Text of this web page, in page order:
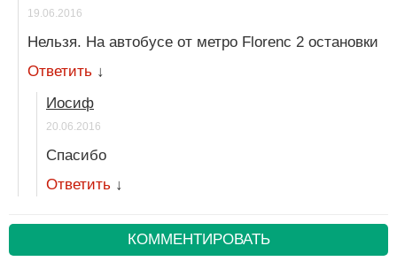
19.06.2016
Нельзя. На автобусе от метро Florenc 2 остановки
Ответить ↓
Иосиф
20.06.2016
Спасибо
Ответить ↓
КОММЕНТИРОВАТЬ